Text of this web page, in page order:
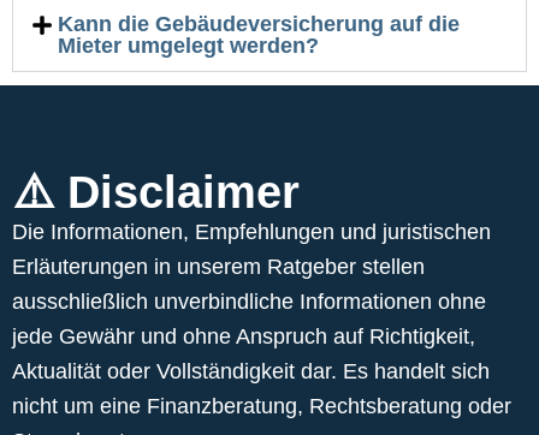
Kann die Gebäudeversicherung auf die
Mieter umgelegt werden?
⚠️ Disclaimer
Die Informationen, Empfehlungen und juristischen
Erläuterungen in unserem Ratgeber stellen
ausschließlich unverbindliche Informationen ohne
jede Gewähr und ohne Anspruch auf Richtigkeit,
Aktualität oder Vollständigkeit dar. Es handelt sich
nicht um eine Finanzberatung, Rechtsberatung oder